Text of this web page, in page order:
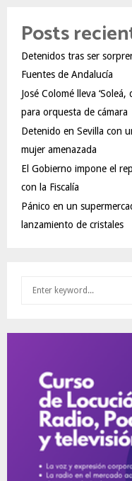
Posts
Detenidos tras ser
Fuentes de Andalucía
José Colomé lleva
para orquesta de cámara
Detenido en Sevilla con
mujer amenazada
El Gobierno impone el
con la Fiscalía
Pánico en un
lanzamiento de cristales